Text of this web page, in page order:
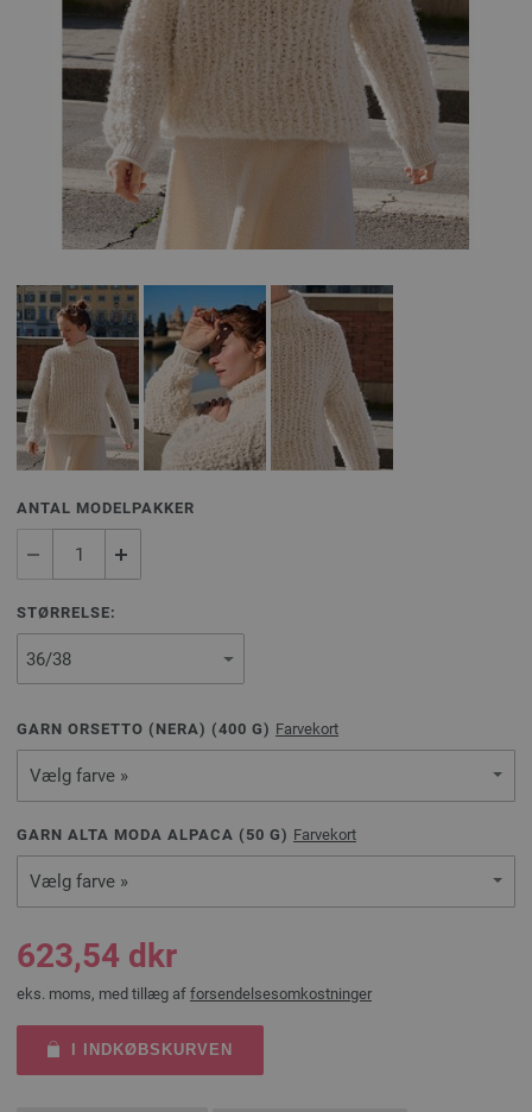
ANTAL MODELPAKKER
STØRRELSE:
GARN ORSETTO (NERA) (400 G) Farvekort
Vælg farve »
GARN ALTA MODA ALPACA ( 50 G) Farvekort
Vælg farve »
623,54 dkr
eks. moms, med tillæg af forsendelsesomkostninger
I INDKØBSKURVEN